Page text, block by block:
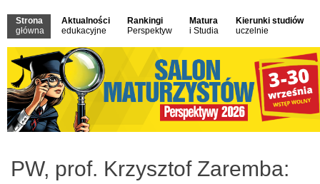
Strona
główna
Aktualności
edukacyjne
Rankingi
Perspektyw
Matura
i Studia
Kierunki studiów
uczelnie
PW, prof. Krzysztof Zaremba: